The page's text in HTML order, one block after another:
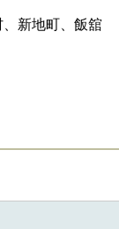
新地町、飯舘